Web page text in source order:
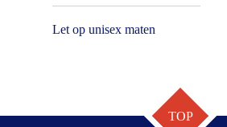
Let op unisex maten
TOP